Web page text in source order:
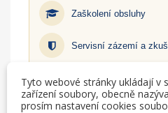
Zaškolení obsluhy
Servisní zázemí a
Zjistit
Tyto webové stránky ukládají v
zařízení soubory, obecně
prosím nastavení cookies